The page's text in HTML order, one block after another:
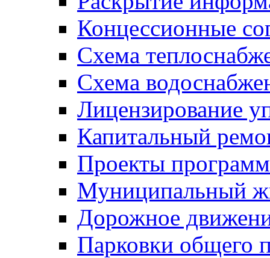
Концессионные
Схема
Схема
Лицензирование
Капитальный
Проекты программ
Муниципальный
Дорожное
Парковки общего